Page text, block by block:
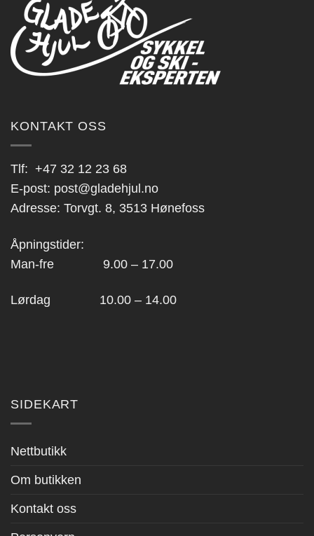
KONTAKT OSS
Tlf: +47 32 12 23 68
E-post: post@gladehjul.no
Adresse: Torvgt. 8, 3513 Hønefoss
Åpningstider:
Man-fre 9.00 – 17.00
Lørdag 10.00 – 14.00
SIDEKART
Nettbutikk
Om butikken
Kontakt oss